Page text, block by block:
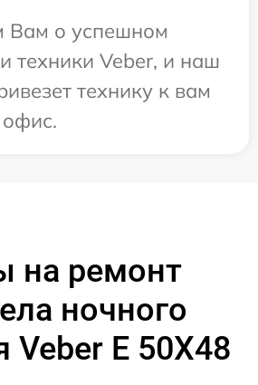
о успешном
техники Veber, и наш
технику к вам
на ремонт
ночного
Veber E 50X48